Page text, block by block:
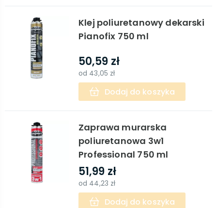
Klej poliuretanowy dekarski
Pianofix 750 ml
50,59 zł
od 43,05 zł
Dodaj do koszyka
Zaprawa murarska
poliuretanowa 3w1
Professional 750 ml
51,99 zł
od 44,23 zł
Dodaj do koszyka